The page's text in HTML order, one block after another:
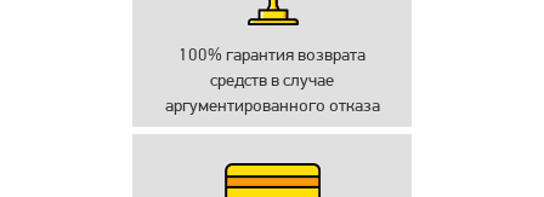
100% гарантия возврата
средств в случае
аргументированного отказа